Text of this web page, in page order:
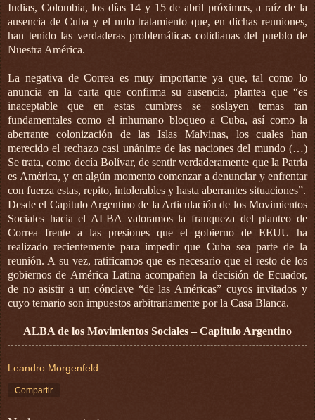
Indias, Colombia, los días 14 y 15 de abril próximos, a raíz de la
ausencia de Cuba y el nulo tratamiento que, en dichas reuniones,
han tenido las verdaderas problemáticas cotidianas del pueblo de
Nuestra América.
La negativa de Correa es muy importante ya que, tal como lo
anuncia en la carta que confirma su ausencia, plantea que “es
inaceptable que en estas cumbres se soslayen temas tan
fundamentales como el inhumano bloqueo a Cuba, así como la
aberrante colonización de las Islas Malvinas, los cuales han
merecido el rechazo casi unánime de las naciones del mundo (…)
Se trata, como decía Bolívar, de sentir verdaderamente que la Patria
es América, y en algún momento comenzar a denunciar y enfrentar
con fuerza estas, repito, intolerables y hasta aberrantes situaciones”.
Desde el Capitulo Argentino de la Articulación de los Movimientos
Sociales hacia el ALBA valoramos la franqueza del planteo de
Correa frente a las presiones que el gobierno de EEUU ha
realizado recientemente para impedir que Cuba sea parte de la
reunión. A su vez, ratificamos que es necesario que el resto de los
gobiernos de América Latina acompañen la decisión de Ecuador,
de no asistir a un cónclave “de las Américas” cuyos invitados y
cuyo temario son impuestos arbitrariamente por la Casa Blanca.
ALBA de los Movimientos Sociales – Capitulo Argentino
Leandro Morgenfeld
Compartir